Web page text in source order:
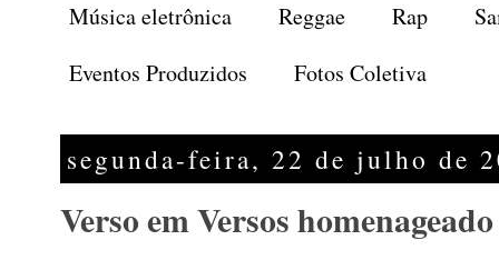
Música eletrônica
Reggae Rap
Eventos Produzidos
Fotos Coletiva
segunda-feira, 22 de julho de
Verso em Versos